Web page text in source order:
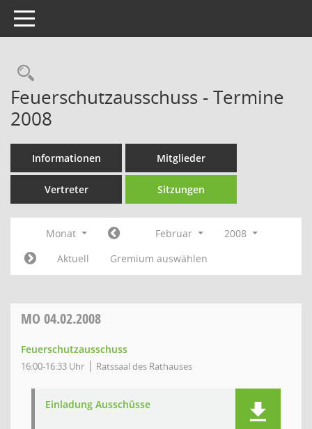
Toggle navigation
Rechercheauswahl
Feuerschutzausschuss - Termine
2008
Informationen Mitglieder
Vertreter Sitzungen
Monat Februar
2008
Aktuell
Gremium auswählen
MO 04.02.2008
Feuerschutzausschuss
16:00-16:33 Uhr Ratssaal des Rathauses
Einladung Ausschüsse